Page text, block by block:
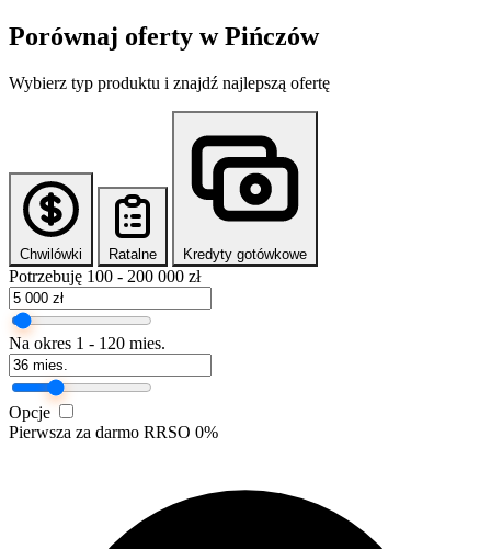
Porównaj oferty wPińczów
Wybierz typ produktu i znajdź najlepszą ofertę
Chwilówki Ratalne Kredyty gotówkowe
Potrzebuję 100 - 200 000 zł
Na okres 1 - 120 mies.
Opcje
Pierwsza za darmo RRSO 0%